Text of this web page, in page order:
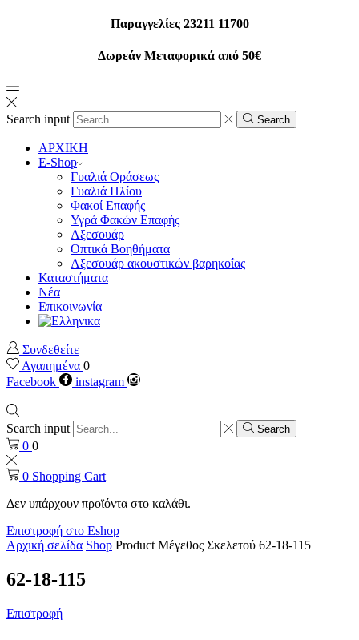
Παραγγελίες 23211 11700
Δωρεάν Μεταφορικά από 50€
Search input Search
ΑΡΧΙΚΗ
E-Shop
Γυαλιά Οράσεως
Γυαλιά Ηλίου
Φακοί Επαφής
Υγρά Φακών Επαφής
Αξεσουάρ
Οπτικά Βοηθήματα
Αξεσουάρ ακουστικών βαρηκοΐας
Καταστήματα
Νέα
Επικοινωνία
Συνδεθείτε
Αγαπημένα 0
Facebook
instagram
Search input Search
0 0
0 Shopping Cart
Δεν υπάρχουν προϊόντα στο καλάθι.
Επιστροφή στο Eshop
Αρχική σελίδα Shop Product Μέγεθος Σκελετού 62-18-115
62-18-115
Επιστροφή